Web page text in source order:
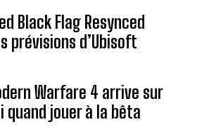
Black Flag Resynced
prévisions d’Ubisoft
Warfare 4 arrive sur
quand jouer à la bêta